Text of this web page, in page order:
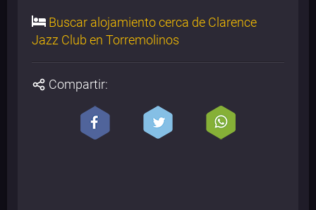
Buscar alojamiento cerca de Clarence
Jazz Club en Torremolinos
Compartir: